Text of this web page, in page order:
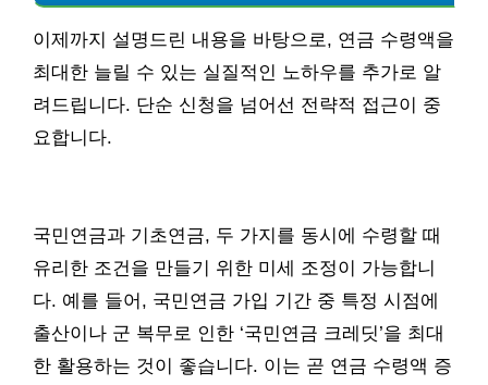
이제까지 설명드린 내용을 바탕으로, 연금 수령액을
최대한 늘릴 수 있는 실질적인 노하우를 추가로 알
려드립니다. 단순 신청을 넘어선 전략적 접근이 중
요합니다.
국민연금과 기초연금, 두 가지를 동시에 수령할 때
유리한 조건을 만들기 위한 미세 조정이 가능합니
다. 예를 들어, 국민연금 가입 기간 중 특정 시점에
출산이나 군 복무로 인한 ‘국민연금 크레딧’을 최대
한 활용하는 것이 좋습니다. 이는 곧 연금 수령액 증